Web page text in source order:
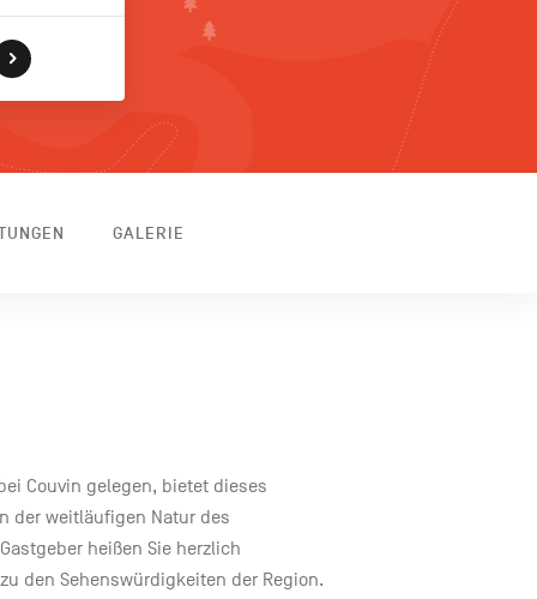
GALERIE
Couvin gelegen, bietet dieses
der weitläufigen Natur des
heißen Sie herzlich
den Sehenswürdigkeiten der Region.